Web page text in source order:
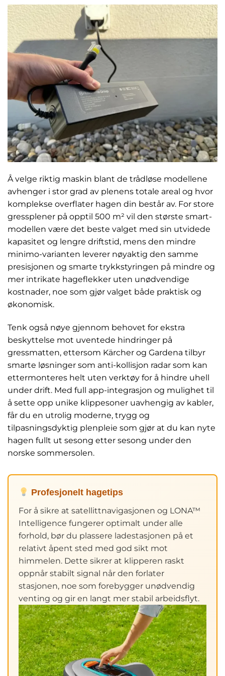
Å velge riktig maskin blant de trådløse modellene
avhenger i stor grad av plenens totale areal og hvor
komplekse overflater hagen din består av. For store
gressplener på opptil 500 m² vil den største smart-
modellen være det beste valget med sin utvidede
kapasitet og lengre driftstid, mens den mindre
minimo-varianten leverer nøyaktig den samme
presisjonen og smarte trykkstyringen på mindre og
mer intrikate hageflekker uten unødvendige
kostnader, noe som gjør valget både praktisk og
økonomisk.
Tenk også nøye gjennom behovet for ekstra
beskyttelse mot uventede hindringer på
gressmatten, ettersom Kärcher og Gardena tilbyr
smarte løsninger som anti-kollisjon radar som kan
ettermonteres helt uten verktøy for å hindre uhell
under drift. Med full app-integrasjon og mulighet til
å sette opp unike klippesoner uavhengig av kabler,
får du en utrolig moderne, trygg og
tilpasningsdyktig plenpleie som gjør at du kan nyte
hagen fullt ut sesong etter sesong under den
norske sommersolen.
Profesjonelt hagetips
For å sikre at satellittnavigasjonen og LONA™
Intelligence fungerer optimalt under alle
forhold, bør du plassere ladestasjonen på et
relativt åpent sted med god sikt mot
himmelen. Dette sikrer at klipperen raskt
oppnår stabilt signal når den forlater
stasjonen, noe som forebygger unødvendig
venting og gir en langt mer stabil arbeidsflyt.